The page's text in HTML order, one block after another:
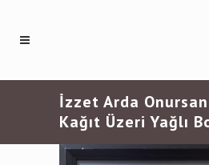
İzzet Arda
Kağıt Üzeri Yağlı